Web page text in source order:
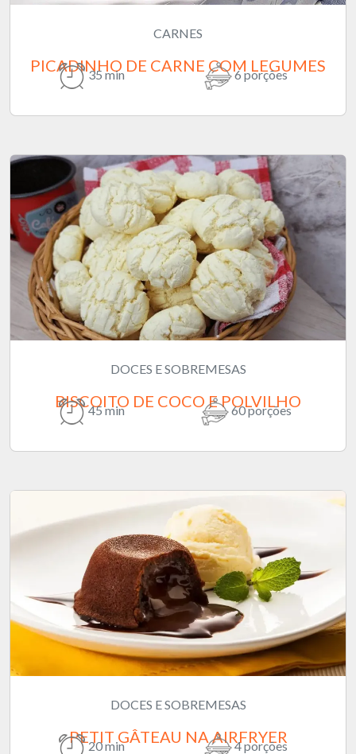
CARNES
PICADINHO DE CARNE COM LEGUMES
35 min 6 porções
DOCES E SOBREMESAS
BISCOITO DE COCO E POLVILHO
45 min 60 porções
DOCES E SOBREMESAS
PETIT GÂTEAU NA AIRFRYER
20 min 4 porções